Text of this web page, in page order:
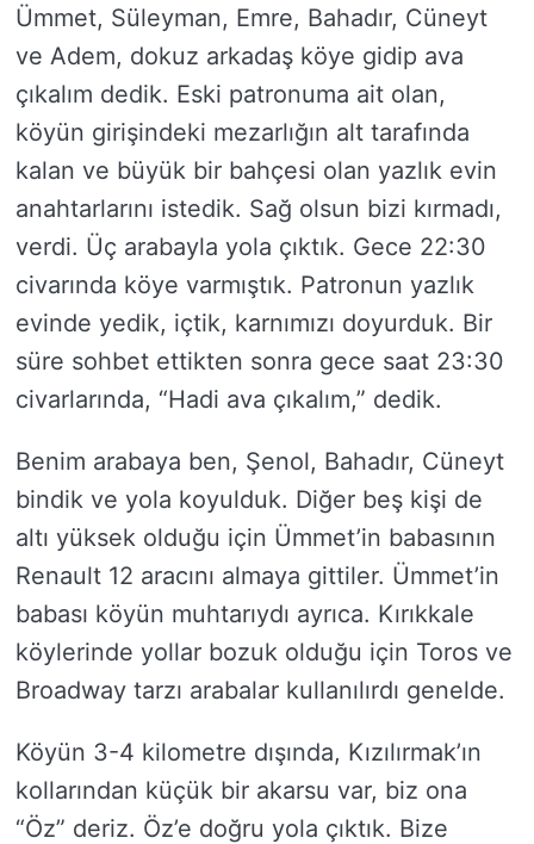
Ümmet, Süleyman, Emre, Bahadır, Cüneyt
ve Adem, dokuz arkadaş köye gidip ava
çıkalım dedik. Eski patronuma ait olan,
köyün girişindeki mezarlığın alt tarafında
kalan ve büyük bir bahçesi olan yazlık evin
anahtarlarını istedik. Sağ olsun bizi kırmadı,
verdi. Üç arabayla yola çıktık. Gece 22:30
civarında köye varmıştık. Patronun yazlık
evinde yedik, içtik, karnımızı doyurduk. Bir
süre sohbet ettikten sonra gece saat 23:30
civarlarında, “Hadi ava çıkalım,” dedik.
Benim arabaya ben, Şenol, Bahadır, Cüneyt
bindik ve yola koyulduk. Diğer beş kişi de
altı yüksek olduğu için Ümmet’in babasının
Renault 12 aracını almaya gittiler. Ümmet’in
babası köyün muhtarıydı ayrıca. Kırıkkale
köylerinde yollar bozuk olduğu için Toros ve
Broadway tarzı arabalar kullanılırdı genelde.
Köyün 3-4 kilometre dışında, Kızılırmak’ın
kollarından küçük bir akarsu var, biz ona
“Öz” deriz. Öz’e doğru yola çıktık. Bize